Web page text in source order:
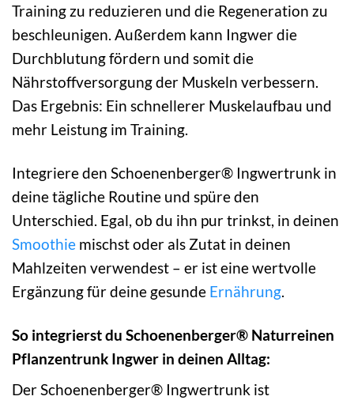
Training zu reduzieren und die Regeneration zu
beschleunigen. Außerdem kann Ingwer die
Durchblutung fördern und somit die
Nährstoffversorgung der Muskeln verbessern.
Das Ergebnis: Ein schnellerer Muskelaufbau und
mehr Leistung im Training.
Integriere den Schoenenberger® Ingwertrunk in
deine tägliche Routine und spüre den
Unterschied. Egal, ob du ihn pur trinkst, in deinen
Smoothie mischst oder als Zutat in deinen
Mahlzeiten verwendest – er ist eine wertvolle
Ergänzung für deine gesunde Ernährung
So integrierst du Schoenenberger® Naturreinen
Pflanzentrunk Ingwer in deinen Alltag:
Der Schoenenberger® Ingwertrunk ist